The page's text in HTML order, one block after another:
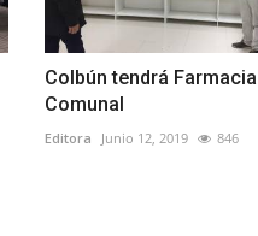
Colbún tendrá Farmacia
Comunal
Editora Junio 12, 2019 846